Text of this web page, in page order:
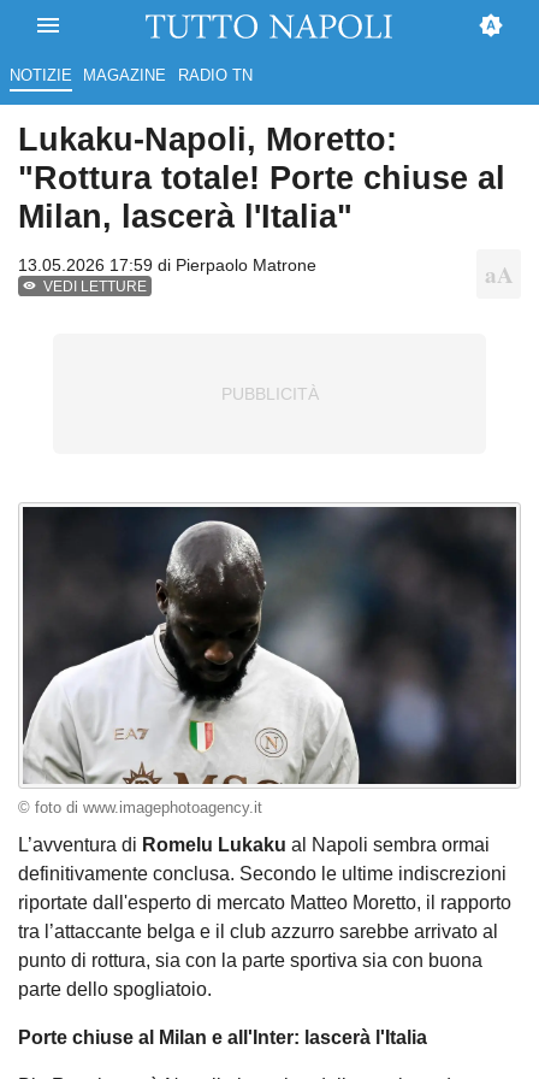
NOTIZIE MAGAZINE RADIO TN
Lukaku-Napoli, Moretto:
"Rottura totale! Porte chiuse al
Milan, lascerà l'Italia"
13.05.2026 17:59 di Pierpaolo Matrone
VEDI LETTURE
© foto di www.imagephotoagency.it
L’avventura di Romelu Lukaku al Napoli sembra ormai
definitivamente conclusa. Secondo le ultime indiscrezioni
riportate dall'esperto di mercato Matteo Moretto, il rapporto
tra l’attaccante belga e il club azzurro sarebbe arrivato al
punto di rottura, sia con la parte sportiva sia con buona
parte dello spogliatoio.
Porte chiuse al Milan e all'Inter: lascerà l'Italia